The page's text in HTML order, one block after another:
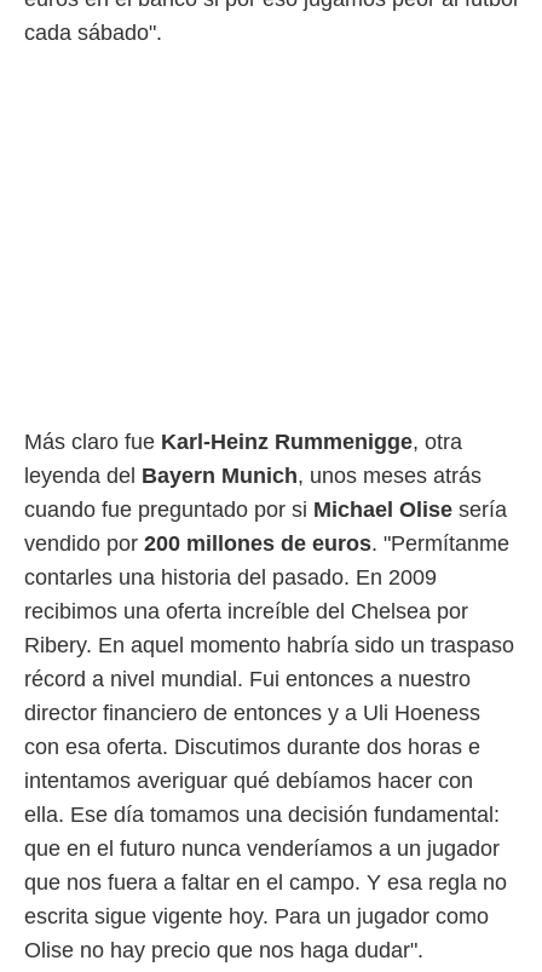
cada sábado".
Más claro fue Karl-Heinz Rummenigge, otra
leyenda del Bayern Munich, unos meses atrás
cuando fue preguntado por si Michael Olise sería
vendido por 200 millones de euros. "Permítanme
contarles una historia del pasado. En 2009
recibimos una oferta increíble del Chelsea por
Ribery. En aquel momento habría sido un traspaso
récord a nivel mundial. Fui entonces a nuestro
director financiero de entonces y a Uli Hoeness
con esa oferta. Discutimos durante dos horas e
intentamos averiguar qué debíamos hacer con
ella. Ese día tomamos una decisión fundamental:
que en el futuro nunca venderíamos a un jugador
que nos fuera a faltar en el campo. Y esa regla no
escrita sigue vigente hoy. Para un jugador como
Olise no hay precio que nos haga dudar".